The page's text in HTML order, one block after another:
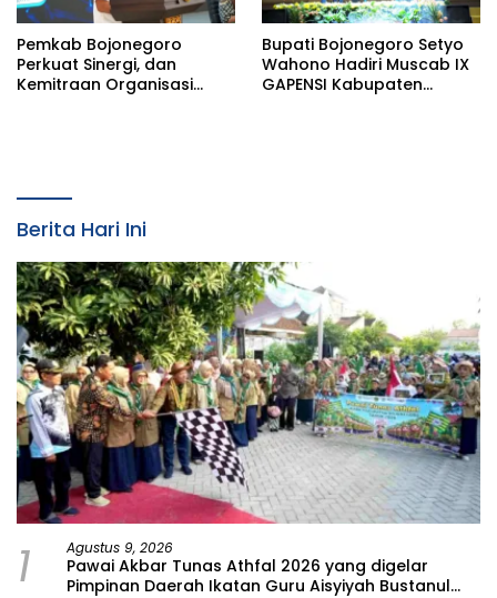
Pemkab Bojonegoro
Perkuat Sinergi, dan
Kemitraan Organisasi
Bupati Bojonegoro Setyo
Wahono Hadiri Muscab IX
GAPENSI Kabupaten
Berita Hari Ini
1 Agustus 9, 2026
Pawai Akbar Tunas Athfal 2026 yang digelar
Pimpinan Daerah Ikatan Guru Aisyiyah Bustanul